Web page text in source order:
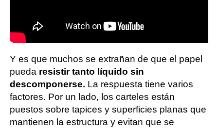
Y es que muchos se extrañan de que el papel
pueda resistir tanto líquido sin
descomponerse. La respuesta tiene varios
factores. Por un lado, los carteles están
puestos sobre tapices y superficies planas que
mantienen la estructura y evitan que se